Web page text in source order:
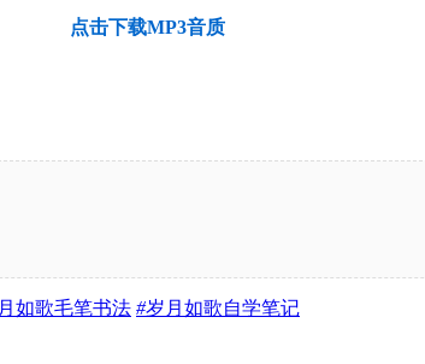
点击下载MP3音质
如歌毛笔书法 #岁月如歌自学笔记